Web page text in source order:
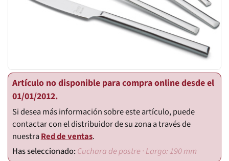
Artículo no disponible para compra online desde el
01/01/2012.
Si desea más información sobre este artículo, puede
contactar con el distribuidor de su zona a través de
nuestraRed de ventas.
Cuchara de postre · Largo: 190 mm